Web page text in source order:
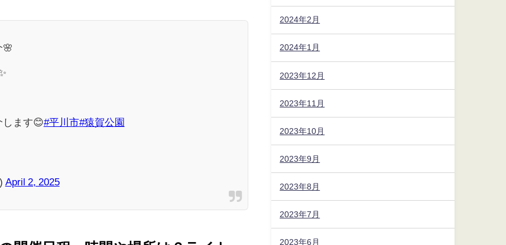
🌸
します😊#平川市#猿賀公園
April 2, 2025
2024年2月
2024年1月
2023年12月
2023年11月
2023年10月
2023年9月
2023年8月
2023年7月
2023年6月